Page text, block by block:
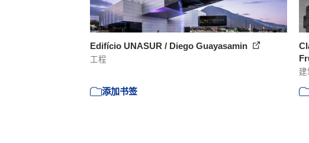
Edifício UNASUR / Diego Guayasamin
工程
添加书签
建